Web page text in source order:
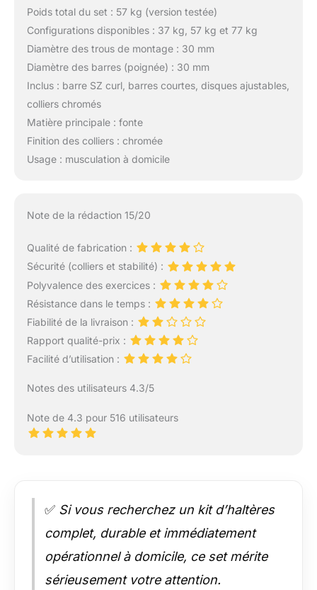
Poids total du set : 57 kg (version testée)
Configurations disponibles : 37 kg, 57 kg et 77 kg
Diamètre des trous de montage : 30 mm
Diamètre des barres (poignée) : 30 mm
Inclus : barre SZ curl, barres courtes, disques ajustables,
colliers chromés
Matière principale : fonte
Finition des colliers : chromée
Usage : musculation à domicile
Note de la rédaction 15/20
Qualité de fabrication :
Sécurité (colliers et stabilité) :
Polyvalence des exercices :
Résistance dans le temps :
Fiabilité de la livraison :
Rapport qualité-prix :
Facilité d’utilisation :
Notes des utilisateurs 4.3/5
Note de 4.3 pour 516 utilisateurs
✅ Si vous recherchez un kit d’haltères
complet, durable et immédiatement
opérationnel à domicile, ce set mérite
sérieusement votre attention.